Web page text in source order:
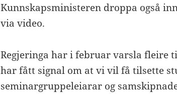
Kunnskapsministeren droppa også
via video.
Regjeringa har i februar varsla fleire
har fått signal om at vi vil få tilsette
seminargruppeleiarar og